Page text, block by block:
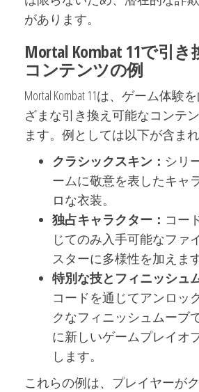
があります。
Mortal Kombat 11で引
コンテンツの例
Mortal Kombat 11は、ゲーム体験
ざまな引き換え可能なコンテ
ます。例としては以下が含ま
クラシックスキン： シリ
ームに敬意を表したキャ
ロな衣装。
独占キャラクター： コー
じてのみ入手可能なファ
スターに多様性を加えます
特別な技とフィニッシュ
コードを通じてアンロッ
クなフィニッシュムーブ
に新しいゲームプレイオ
します。
これらの例は、プレイヤーが